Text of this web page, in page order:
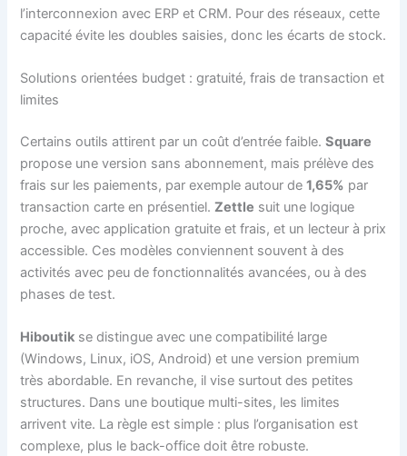
l’interconnexion avec ERP et CRM. Pour des réseaux, cette
capacité évite les doubles saisies, donc les écarts de stock.
Solutions orientées budget : gratuité, frais de transaction et
limites
Certains outils attirent par un coût d’entrée faible.Square
propose une version sans abonnement, mais prélève des
frais sur les paiements, par exemple autour de1,65% par
transaction carte en présentiel.Zettle suit une logique
proche, avec application gratuite et frais, et un lecteur à prix
accessible. Ces modèles conviennent souvent à des
activités avec peu de fonctionnalités avancées, ou à des
phases de test.
Hiboutik se distingue avec une compatibilité large
(Windows, Linux, iOS, Android) et une version premium
très abordable. En revanche, il vise surtout des petites
structures. Dans une boutique multi-sites, les limites
arrivent vite. La règle est simple : plus l’organisation est
complexe, plus le back-office doit être robuste.